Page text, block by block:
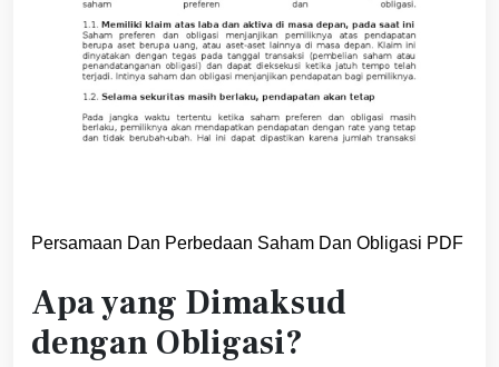
Persamaan Dan Perbedaan Saham Dan Obligasi PDF
Apa yang Dimaksud
dengan Obligasi?